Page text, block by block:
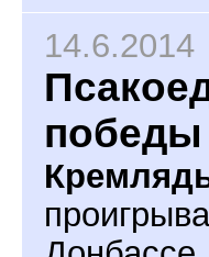
14.6.2014
победы